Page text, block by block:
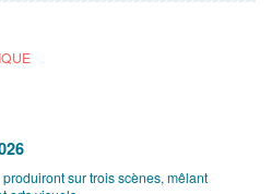
sur trois scènes, mêlant